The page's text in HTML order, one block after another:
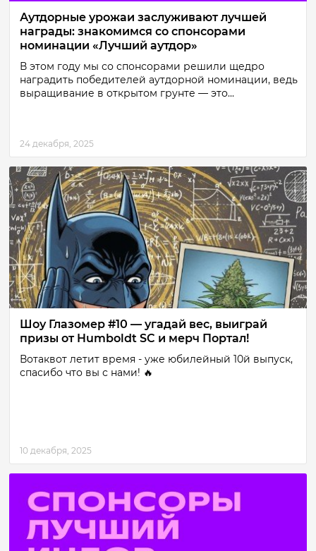
Аутдорные урожаи заслуживают лучшей
награды: знакомимся со спонсорами
номинации «Лучший аутдор»
В этом году мы со спонсорами решили щедро
наградить победителей аутдорной номинации, ведь
выращивание в открытом грунте — это...
24 декабря, 2025
Шоу Глазомер #10 — угадай вес, выиграй
призы от Humboldt SC и мерч Портал!
Вотаквот летит время - уже юбилейный 10й выпуск,
спасибо что вы с нами! 🔥
10 декабря, 2025